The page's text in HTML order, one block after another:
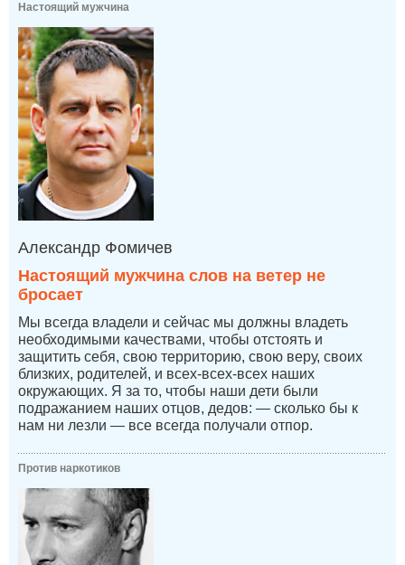
Настоящий мужчина
Александр Фомичев
Настоящий мужчина слов на ветер не
бросает
Мы всегда владели и сейчас мы должны владеть
необходимыми качествами, чтобы отстоять и
защитить себя, свою территорию, свою веру, своих
близких, родителей, и всех-всех-всех наших
окружающих. Я за то, чтобы наши дети были
подражанием наших отцов, дедов: — сколько бы к
нам ни лезли — все всегда получали отпор.
Против наркотиков